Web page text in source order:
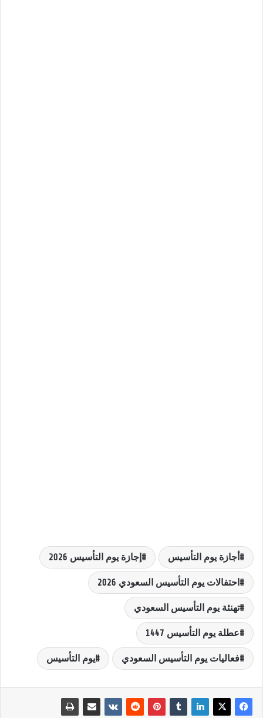
أجازة يوم التأسيس إجازة يوم التأسيس 2026
احتفالات يوم التأسيس السعودي 2026
تهنئة يوم التأسيس السعودي
عطلة يوم التأسيس 1447
فعاليات يوم التأسيس السعودي يوم التأسيس